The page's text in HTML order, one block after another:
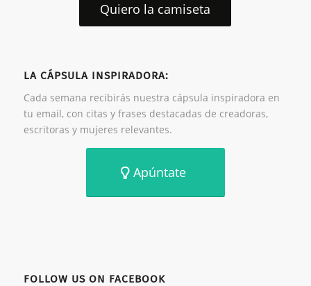
Quiero la camiseta
LA CÁPSULA INSPIRADORA:
Cada semana recibirás nuestra cápsula inspiradora en
tu email, con citas y frases destacadas de creadoras,
escritoras y mujeres relevantes.
Apúntate
FOLLOW US ON FACEBOOK